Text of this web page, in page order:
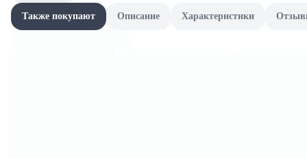
Также покупают Описание Характеристики